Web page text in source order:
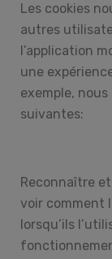
Les cookies
autres
l’application
une
exemple,
suivantes:
Reconnaître
voir comment
lorsqu’ils